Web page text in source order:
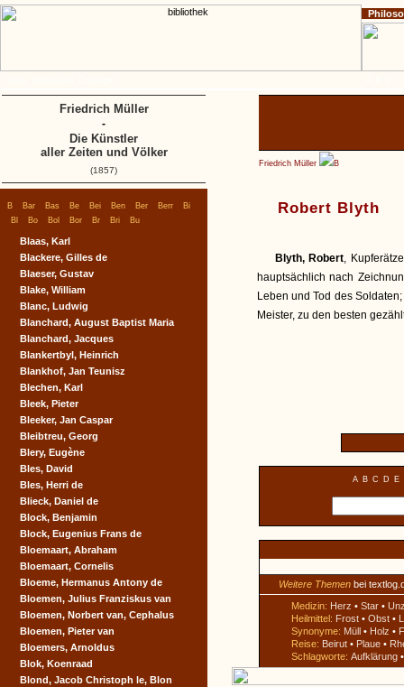
Friedrich Müller B
Robert Blyth
Blyth, Robert,
hauptsächlich nach
Leben und Tod des
Meister, zu den besten
A B C D E
Weitere Themen bei
Medizin: Herz • Star •
Heilmittel: Frost • Obst •
Synonyme: Müll • Holz •
Reise: Beirut • Plaue •
Schlagworte: Aufklärung
B Bar Bas Be Bei Ben Ber Berr Bi
Bl Bo Bol Bor Br Bri Bu
Blaas, Karl
Blackere, Gilles de
Blaeser, Gustav
Blake, William
Blanc, Ludwig
Blanchard, August Baptist Maria
Blanchard, Jacques
Blankertbyl, Heinrich
Blankhof, Jan Teunisz
Blechen, Karl
Bleek, Pieter
Bleeker, Jan Caspar
Bleibtreu, Georg
Blery, Eugène
Bles, David
Bles, Herri de
Blieck, Daniel de
Block, Benjamin
Block, Eugenius Frans de
Bloemaart, Abraham
Bloemaart, Cornelis
Bloeme, Hermanus Antony de
Bloemen, Julius Franziskus van
Bloemen, Norbert van, Cephalus
Bloemen, Pieter van
Bloemers, Arnoldus
Blok, Koenraad
Blond, Jacob Christoph le, Blon
Friedrich Müller
-
Die Künstler
aller Zeiten und Völker
(1857)